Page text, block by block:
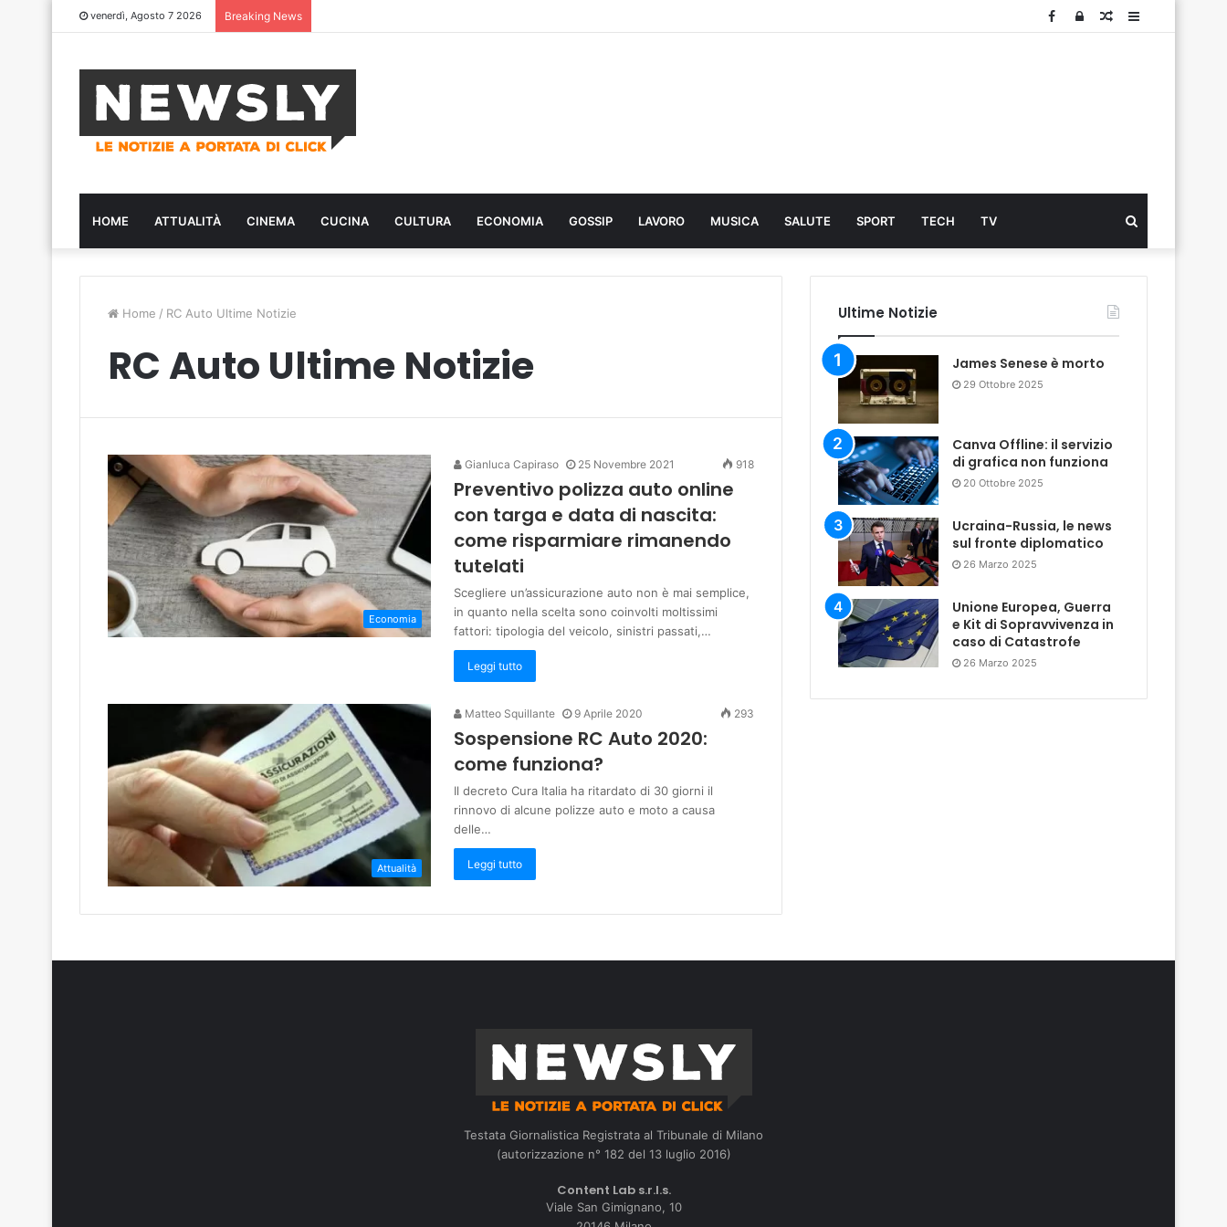
venerdì, Agosto 7 2026 Breaking News Sidebar
Articolo
Log
Facebook
HOME ATTUALITÀ CINEMA CUCINA CULTURA ECONOMIA GOSSIP LAVORO MUSICA SALUTE SPORT TECH TV
...
Home / RC Auto Ultime Notizie
RC Auto Ultime Notizie
Economia
Gianluca Capiraso 25 Novembre 2021 918
Preventivo polizza auto online
con targa e data di nascita:
come risparmiare rimanendo
tutelati
Scegliere un’assicurazione auto non è mai semplice,
in quanto nella scelta sono coinvolti moltissimi
fattori: tipologia del veicolo, sinistri passati,…
Leggi tutto
Attualità
Matteo Squillante 9 Aprile 2020 293
Sospensione RC Auto 2020:
come funziona?
Il decreto Cura Italia ha ritardato di 30 giorni il
rinnovo di alcune polizze auto e moto a causa
delle…
Leggi tutto
Ultime Notizie
James Senese è morto
29 Ottobre 2025
Canva Offline: il servizio
di grafica non funziona
20 Ottobre 2025
Ucraina-Russia, le news
sul fronte diplomatico
26 Marzo 2025
Unione Europea, Guerra
e Kit di Sopravvivenza in
caso di Catastrofe
26 Marzo 2025
Testata Giornalistica Registrata al Tribunale di Milano
(autorizzazione n° 182 del 13 luglio 2016)
Content Lab s.r.l.s.
Viale San Gimignano, 10